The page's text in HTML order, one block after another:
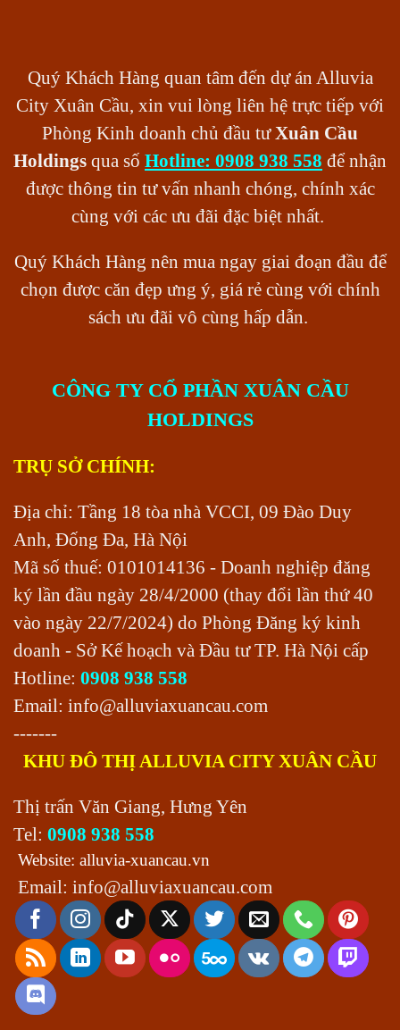
Quý Khách Hàng quan tâm đến dự án Alluvia
City Xuân Cầu, xin vui lòng liên hệ trực tiếp với
Phòng Kinh doanh chủ đầu tưXuân Cầu
Holdings qua số Hotline: 0908 938 558 để nhận
được thông tin tư vấn nhanh chóng, chính xác
cùng với các ưu đãi đặc biệt nhất.
Quý Khách Hàng nên mua ngay giai đoạn đầu để
chọn được căn đẹp ưng ý, giá rẻ cùng với chính
sách ưu đãi vô cùng hấp dẫn.
CÔNG TY CỔ PHẦN XUÂN CẦU
HOLDINGS
TRỤ SỞ CHÍNH:
Địa chỉ: Tầng 18 tòa nhà VCCI, 09 Đào Duy
Anh, Đống Đa, Hà Nội
Mã số thuế: 0101014136 - Doanh nghiệp đăng
ký lần đầu ngày 28/4/2000 (thay đổi lần thứ 40
vào ngày 22/7/2024) do Phòng Đăng ký kinh
doanh - Sở Kế hoạch và Đầu tư TP. Hà Nội cấp
Hotline: 0908 938 558
Email: info@alluviaxuancau.com
-------
KHU ĐÔ THỊ ALLUVIA CITY XUÂN CẦU
Thị trấn Văn Giang, Hưng Yên
Tel: 0908 938 558
Website: alluvia-xuancau.vn
Email: info@alluviaxuancau.com